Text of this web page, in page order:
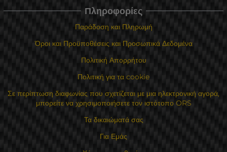
Πληροφορίες
Παράδοση και Πληρωμή
Όροι και Προϋποθέσεις και Προσωπικά Δεδομένα
Πολιτική Απορρήτου
Πολιτική για τα cookie
Σε περίπτωση διαφωνίας που σχετίζεται με μια ηλεκτρονική αγορά,
μπορείτε να χρησιμοποιήσετε τον ιστότοπο ORS
Τα δικαιώματά σας
Για Εμάς